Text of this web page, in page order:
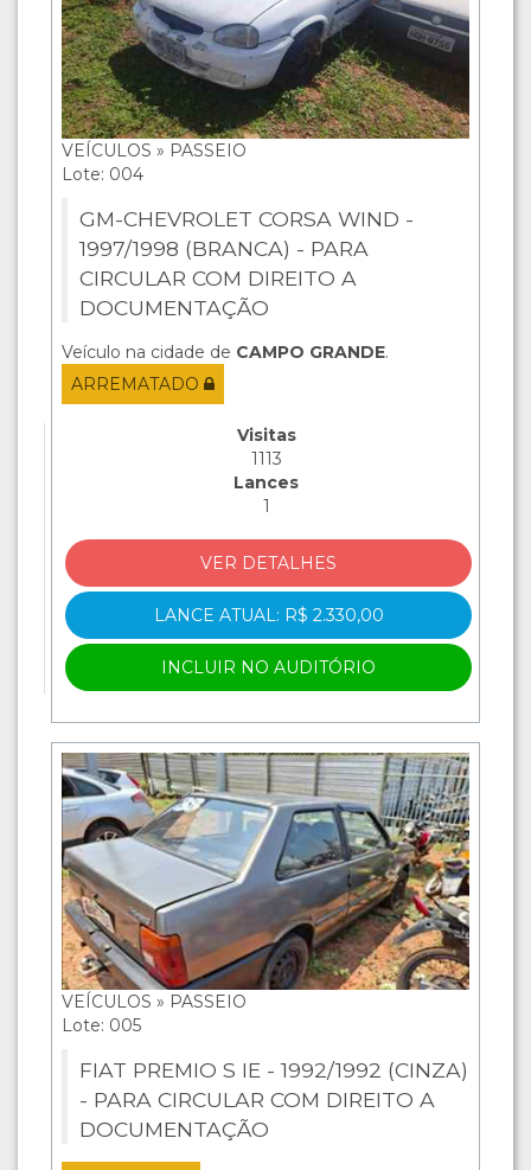
VEÍCULOS » PASSEIO
Lote: 004
GM-CHEVROLET CORSA WIND -
1997/1998 (BRANCA) - PARA
CIRCULAR COM DIREITO A
DOCUMENTAÇÃO
Veículo na cidade de CAMPO GRANDE.
ARREMATADO
Visitas
1113
Lances
1
VER DETALHES
LANCE ATUAL: R$ 2.330,00
INCLUIR NO AUDITÓRIO
VEÍCULOS » PASSEIO
Lote: 005
FIAT PREMIO S IE - 1992/1992 (CINZA)
- PARA CIRCULAR COM DIREITO A
DOCUMENTAÇÃO